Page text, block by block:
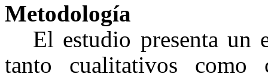
Metodología
El estudio presenta un
tanto cualitativos como